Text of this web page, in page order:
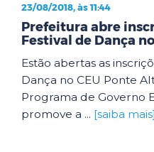
23/08/2018, às 11:44
Prefeitura abre
Festival de Dança
Estão abertas as
Dança no CEU Ponte
Programa de Governo
promove a ... [saiba mais]